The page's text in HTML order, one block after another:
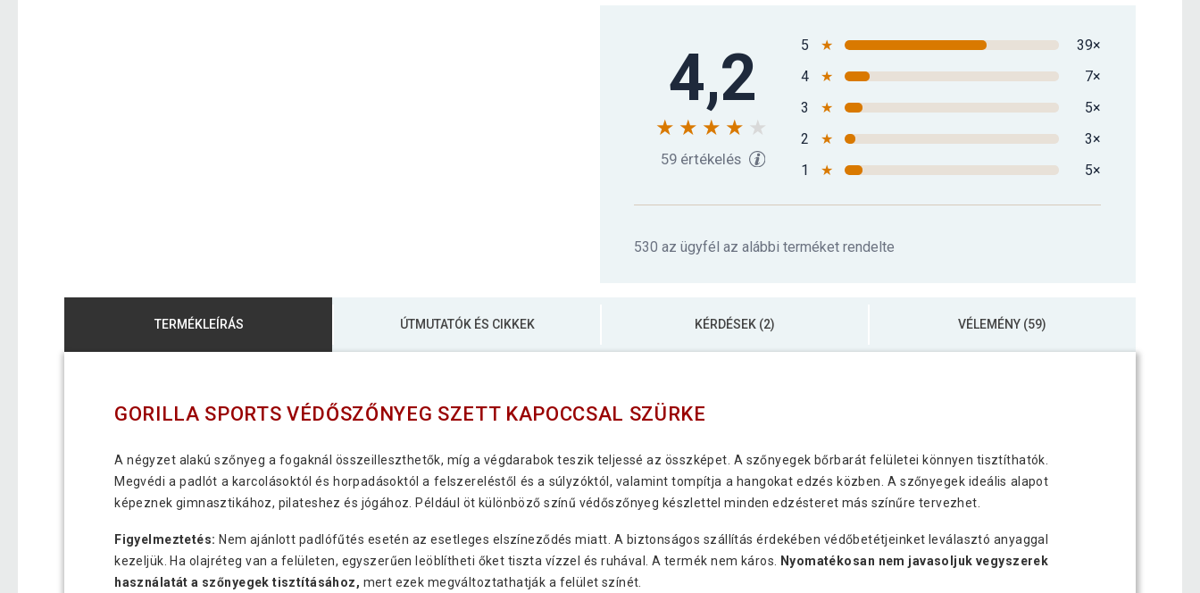
4,2
59 értékelés
5 ★
39×
4
★
7×
3
★
5×
2
★
3×
1
★ 5×
530 az ügyfél az alábbi terméket rendelte
TERMÉKLEÍRÁS ÚTMUTATÓK ÉS CIKKEK KÉRDÉSEK (2) VÉLEMÉNY (59)
GORILLA SPORTS VÉDŐSZŐNYEG SZETT KAPOCCSAL SZÜRKE
A négyzet alakú szőnyeg a fogaknál összeilleszthetők, míg a végdarabok teszik teljessé az összképet. A szőnyegek bőrbarát felületei könnyen tisztíthatók.
Megvédi a padlót a karcolásoktól és horpadásoktól a felszereléstől és a súlyzóktól, valamint tompítja a hangokat edzés közben. A szőnyegek ideális alapot
képeznek gimnasztikához, pilateshez és jógához. Például öt különböző színű védőszőnyeg készlettel minden edzésteret más színűre tervezhet.
Figyelmeztetés: Nem ajánlott padlófűtés esetén az esetleges elszíneződés miatt. A biztonságos szállítás érdekében védőbetétjeinket leválasztó anyaggal
kezeljük. Ha olajréteg van a felületen, egyszerűen leöblítheti őket tiszta vízzel és ruhával. A termék nem káros.
Nyomatékosan nem javasoljuk vegyszerek
használatát a szőnyegek tisztításához, mert ezek megváltoztathatják a felület színét.